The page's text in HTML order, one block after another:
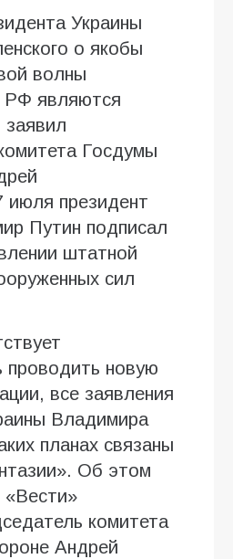
Украины
о якобы
волны
РФ являются
Госдумы
июля президент
Путин подписал
штатной
сил
проводить новую
все заявления
Владимира
планах связаны
Об этом
комитета
Андрей